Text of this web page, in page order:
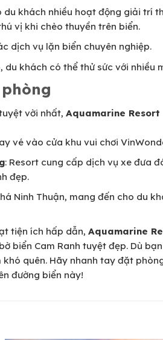
du khách nhiều hoạt động giải trí
vị khi chèo thuyền trên biển.
dịch vụ lặn biển chuyên nghiệp.
du khách có thể thử sức với nhiều
vời nhất, Aquamarine Resort
vé vào cửa khu vui chơi
: Resort cung cấp dịch vụ xe đưa
đẹp.
Ninh Thuận, mang đến cho du
tiện ích hấp dẫn, Aquamarine
biển Cam Ranh tuyệt đẹp. Dù
quên. Hãy nhanh tay đặt
đường biển này!